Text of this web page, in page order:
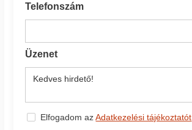
Telefonszám
Üzenet
Elfogadom azAdatkezelési tájékoztatót